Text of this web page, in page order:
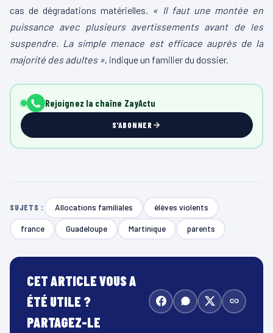
cas de dégradations matérielles. « Il faut une montée en
puissance avec plusieurs avertissements avant de les
suspendre. La simple menace est efficace auprès de la
majorité des adultes », indique un familier du dossier.
Rejoignez la chaîne ZayActu
S'ABONNER
SUJETS : Allocations familiales élèves violents
france Guadeloupe Martinique parents
CET ARTICLE VOUS A
ÉTÉ UTILE ?
PARTAGEZ-LE